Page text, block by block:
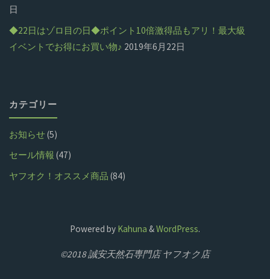
日
◆22日はゾロ目の日◆ポイント10倍激得品もアリ！最大級
イベントでお得にお買い物♪ 2019年6月22日
カテゴリー
お知らせ(5)
セール情報 (47)
ヤフオク！オススメ商品 (84)
Powered by Kahuna &WordPress.
©2018 誠安天然石専門店 ヤフオク店